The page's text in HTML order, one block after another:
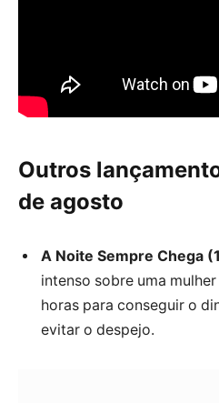
Outros
de agosto
A Noite Sempre Chega
intenso sobre uma
horas para conseguir o
evitar o despejo.